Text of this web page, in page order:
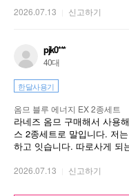
2026.07.13 신고하기
pjk0***
40대
한달사용기
옴므 블루 에너지 EX 2종세트
라네즈 옴므 구매해서 사용
스 2종세트로 말입니다. 저
하고 잇습니다. 따로사게 되
2026.07.13 신고하기